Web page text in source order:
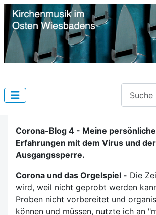
Corona-Blog 4 - Meine
Erfahrungen mit dem Virus und der
Ausgangssperre.
Corona und das Orgelspiel - Die
wird, weil nicht geprobt werden
Proben nicht vorbereitet und
können und müssen, nutzte ich an